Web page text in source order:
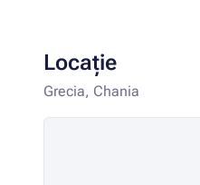
Locație
Grecia, Chania